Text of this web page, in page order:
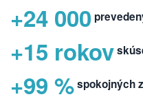
+24 000
+15 rokov
+99 %spokojných